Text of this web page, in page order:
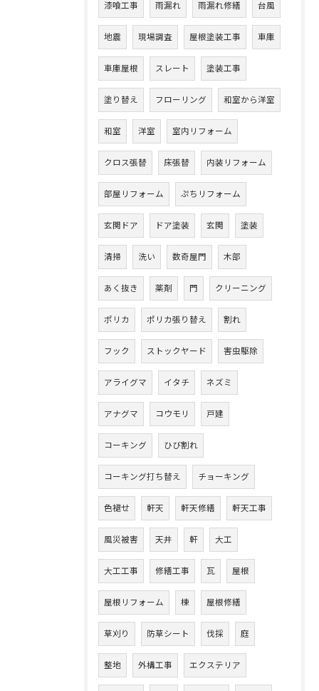
漆喰工事 雨漏れ 雨漏れ修繕 台風
地震 現場調査 屋根塗装工事 車庫
車庫屋根 スレート 塗装工事
塗り替え フローリング 和室から洋室
和室 洋室 室内リフォーム
クロス張替 床張替 内装リフォーム
部屋リフォーム ぷちリフォーム
玄関ドア ドア塗装 玄関 塗装
清掃 洗い 数奇屋門 木部
あく抜き 薬剤 門 クリーニング
ポリカ ポリカ張り替え 割れ
フック ストックヤード 害虫駆除
アライグマ イタチ ネズミ
アナグマ コウモリ 戸建
コーキング ひび割れ
コーキング打ち替え チョーキング
色褪せ 軒天 軒天修繕 軒天工事
風災被害 天井 軒 大工
大工工事 修繕工事 瓦 屋根
屋根リフォーム 棟 屋根修繕
草刈り 防草シート 伐採 庭
整地 外構工事 エクステリア